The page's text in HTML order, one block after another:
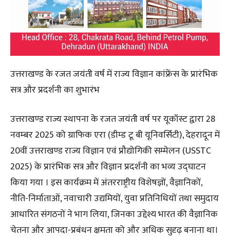
उत्तराखण्ड के रजत जयंती वर्ष में राज्य विज्ञान कांफ्रेंस के प्रारंभिक
सत्र और प्रदर्शनी का शुभारंभ
उत्तराखण्ड राज्य स्थापना के रजत जयंती वर्ष पर यूकॉस्ट द्वारा 28
नवम्बर 2025 को ग्राफिक एरा (डीम्ड टू बी यूनिवर्सिटी), देहरादून में
20वीं उत्तराखण्ड राज्य विज्ञान एवं प्रौद्योगिकी सम्मेलन (USSTC
2025) के प्रारंभिक सत्र और विज्ञान प्रदर्शनी का भव्य उद्घाटन
किया गया । इस कार्यक्रम में अंतरराष्ट्रीय विशेषज्ञों, वैज्ञानिकों,
नीति-निर्माताओं, नवाचारी उद्यमियों, युवा प्रतिनिधियों तथा समुदाय
आधारित संगठनों ने भाग लिया, जिनका उद्देश्य भारत की वैज्ञानिक
चेतना और आपदा-प्रबंधन क्षमता को और अधिक सुदृढ़ बनाना था।